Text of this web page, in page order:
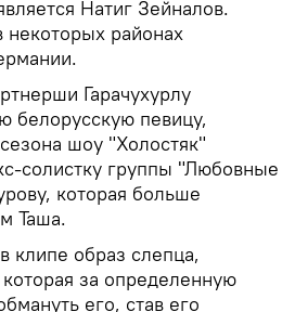
Натиг Зейналов.
районах
Гарачухурлу
белорусскую певицу,
шоу "Холостяк"
солистку группы "Любовные
которая больше
Таша.
клипе образ слепца,
за определенную
его, став его